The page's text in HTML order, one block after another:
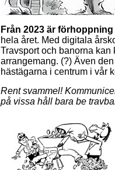
Från 2023 är förhoppning
hela året. Med digitala
Travsport och banorna kan
arrangemang. (?) Även
hästägarna i centrum i vår
Rent svammel!
på vissa håll bara be